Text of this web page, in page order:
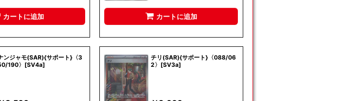
カートに追加 カートに追加
ンジャモ(SAR){サポート}〈3
190〉[SV4a]
チリ(SAR){サポート}〈088/06
2〉[SV3a]